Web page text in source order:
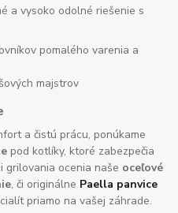
a vysoko odolné riešenie s
pomalého varenia a
majstrov
a čistú prácu, ponúkame
pod kotlíky, ktoré zabezpečia
grilovania ocenia naše oceľové
, či originálne Paella panvice
priamo na vašej záhrade.